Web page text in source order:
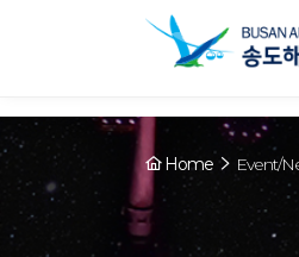
Array ( [0] => YY [1] => 09:00~22:00
. [4] => Y [5] => - [6] => - )
Home Event/